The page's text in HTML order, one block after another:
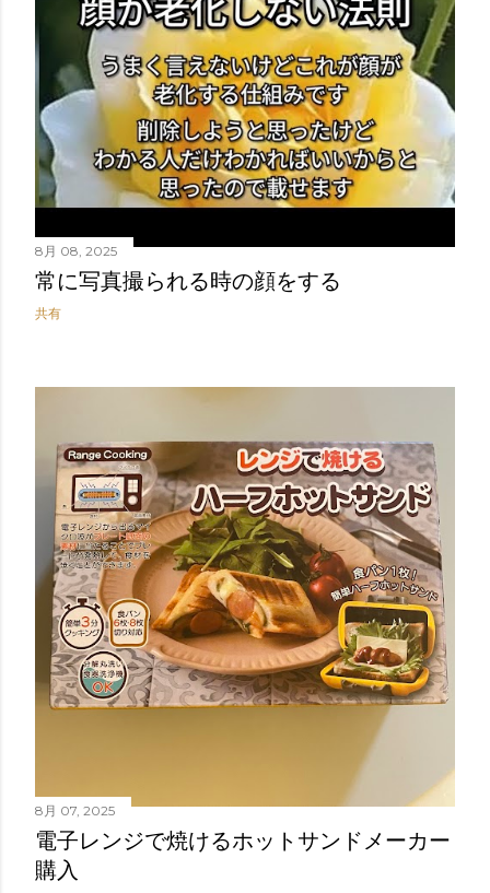
8月 08, 2025
常に写真撮られる時の顔をする
共有
8月 07, 2025
電子レンジで焼けるホットサンドメーカー
購入